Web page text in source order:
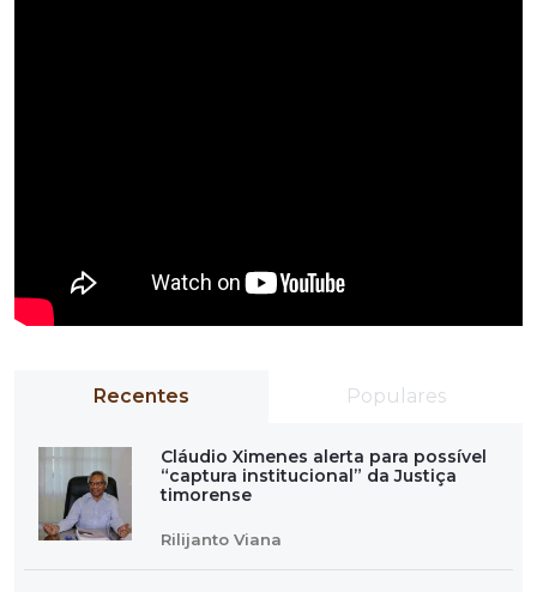
Recentes Populares
Cláudio Ximenes alerta para possível
“captura institucional” da Justiça
timorense
Rilijanto Viana